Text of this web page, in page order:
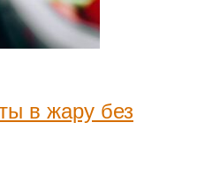
в жару без